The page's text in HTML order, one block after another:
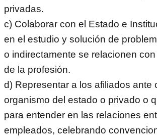
privadas.
c) Colaborar con el Estado e
en el estudio y solución de
o indirectamente se relacionen
de la profesión.
d) Representar a los afiliados ante
organismo del estado o privado o
para entender en las relaciones
empleados, celebrando